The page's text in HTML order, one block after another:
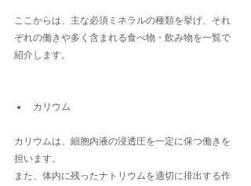
ここからは、主な必須ミネラルの種類を挙げ、それ
ぞれの働きや多く含まれる食べ物・飲み物を一覧で
紹介します。
カリウム
カリウムは、細胞内液の浸透圧を一定に保つ働きを
担います。
また、体内に残ったナトリウムを適切に排出する作